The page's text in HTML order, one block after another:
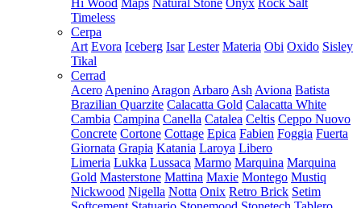
Hi Wood Maps Natural Stone Onyx Rock Salt
Timeless
Cerpa
Art Evora Iceberg Isar Lester Materia Obi Oxido Sisley
Tikal
Cerrad
Acero Apenino Aragon Arbaro Ash Aviona Batista
Brazilian Quarzite Calacatta Gold Calacatta White
Cambia Campina Canella Catalea Celtis Ceppo Nuovo
Concrete Cortone Cottage Epica Fabien Foggia Fuerta
Giornata Grapia Katania Laroya Libero
Limeria Lukka Lussaca Marmo Marquina Marquina
Gold Masterstone Mattina Maxie Montego Mustiq
Nickwood Nigella Notta Onix Retro Brick Setim